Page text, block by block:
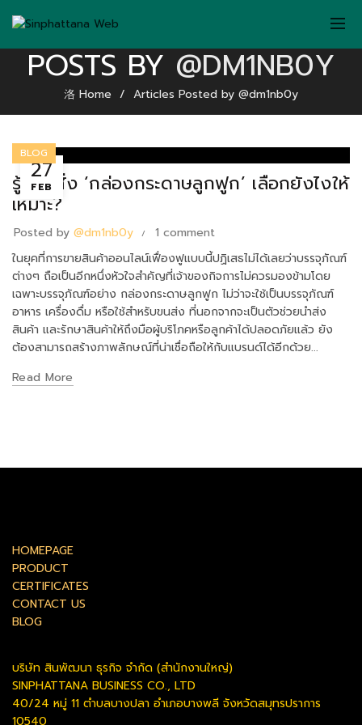
POSTS BY @DM1NB0Y
Home Articles Posted by @dm1nb0y
27
FEB
BLOG
รู้ก่อนสั่ง ‘กล่องกระดาษลูกฟูก’ เลือกยังไงให้
เหมาะ?
Posted by @dm1nb0y
1 comment
ในยุคที่การขายสินค้าออนไลน์เฟื่องฟูแบบนี้ปฏิเสธไม่ได้เลยว่าบรรจุภัณฑ์
ต่างๆ ถือเป็นอีกหนึ่งหัวใจสำคัญที่เจ้าของกิจการไม่ควรมองข้ามโดย
เฉพาะบรรจุภัณฑ์อย่าง กล่องกระดาษลูกฟูก ไม่ว่าจะใช้เป็นบรรจุภัณฑ์
อาหาร เครื่องดื่ม หรือใช้สำหรับขนส่ง ที่นอกจากจะเป็นตัวช่วยนำส่ง
สินค้า และรักษาสินค้าให้ถึงมือผู้บริโภคหรือลูกค้าได้ปลอดภัยแล้ว ยัง
ต้องสามารถสร้างภาพลักษณ์ที่น่าเชื่อถือให้กับแบรนด์ได้อีกด้วย...
Read More
HOMEPAGE
PRODUCT
CERTIFICATES
CONTACT US
BLOG
บริษัท สินพัฒนา ธุรกิจ จำกัด (สำนักงานใหญ่)
SINPHATTANA BUSINESS CO., LTD
40/24 หมู่ 11 ตำบลบางปลา อำเภอบางพลี จังหวัดสมุทรปราการ
10540